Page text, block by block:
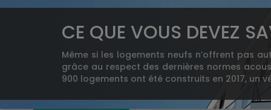
CE QUE VOUS DEVEZ
Même si les logements neufs n’offrent pas
grâce au respect des dernières normes
900 logements ont été construits en 2017, un